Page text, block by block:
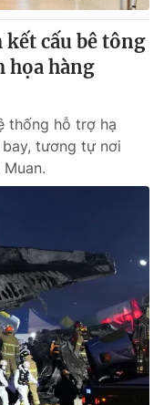
cấu bê tông
họa hàng
thống hỗ trợ hạ
tương tự nơi